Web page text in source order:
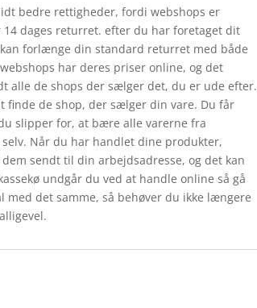
bedre rettigheder, fordi webshops er
dages returret. efter du har foretaget dit
forlænge din standard returret med både
har deres priser online, og det
alle de shops der sælger det, du er ude efter.
finde de shop, der sælger din vare. Du får
slipper for, at bære alle varerne fra
Når du har handlet dine produkter,
sendt til din arbejdsadresse, og det kan
undgår du ved at handle online så gå
det samme, så behøver du ikke længere